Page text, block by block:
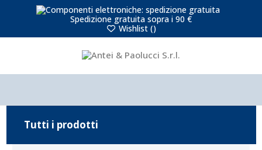
Spedizione gratuita sopra i 90 €
Wishlist ()
Tutti i prodotti